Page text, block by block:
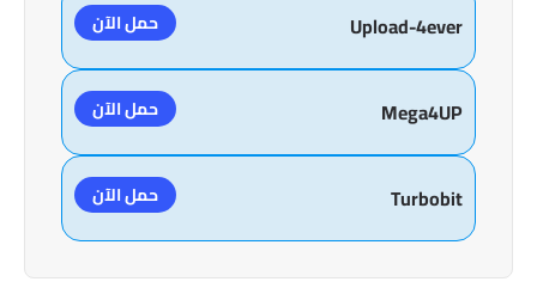
Upload-4ever حمل الآن
Mega4UP حمل الآن
Turbobit حمل الآن